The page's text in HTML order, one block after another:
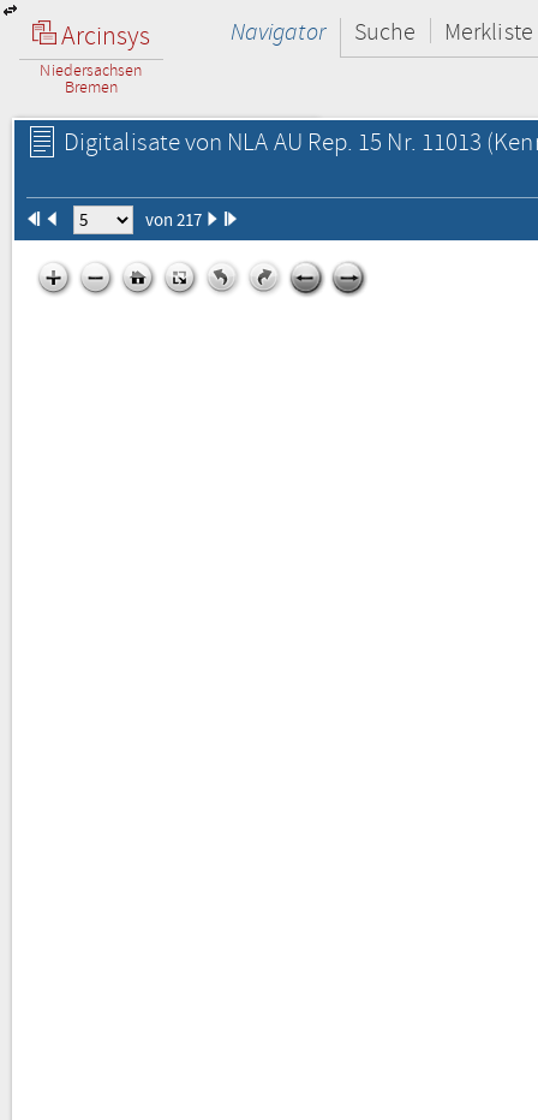
Arcinsys
Niedersachsen
Bremen
Navigator Suche Merkliste
Digitalisate von NLA AU Rep. 15 Nr. 11013
von 217